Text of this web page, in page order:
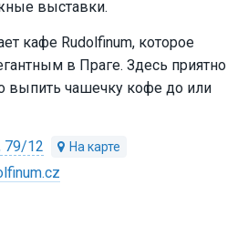
выставки.
кафе Rudolfinum, которое
в Праге. Здесь приятно
выпить чашечку кофе до или
79/12